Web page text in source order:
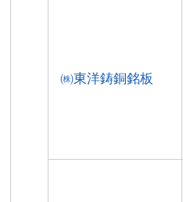
㈱東洋鋳銅銘板